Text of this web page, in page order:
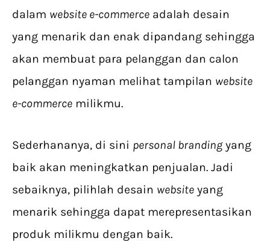
dalam website e-commerce adalah desain
yang menarik dan enak dipandang sehingga
akan membuat para pelanggan dan calon
pelanggan nyaman melihat tampilan website
e-commerce milikmu.
Sederhananya, di sini personal brandingyang
baik akan meningkatkan penjualan. Jadi
sebaiknya, pilihlah desain website yang
menarik sehingga dapat merepresentasikan
produk milikmu dengan baik.